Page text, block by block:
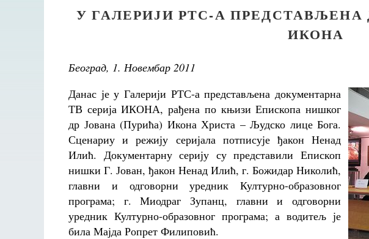
У ГАЛЕРИЈИ РТС-А
ИКОНА
Београд, 1. Новембар 2011
Данас је у Галерији РТС-а представљена документарна
ТВ серија ИКОНА, рађена по књизи Епископа нишког
др Јована (Пурића) Икона Христа – Људско лице Бога.
Сценариу и режију серијала потписује ђакон Ненад
Илић. Документарну серију су представили Епископ
нишки Г. Јован, ђакон Ненад Илић, г. Божидар Николић,
главни и одговорни уредник Културно-образовног
програма; г. Миодраг Зупанц, главни и одговорни
уредник Културно-образовног програма; а водитељ је
била Мајда Ропрет Филиповић.